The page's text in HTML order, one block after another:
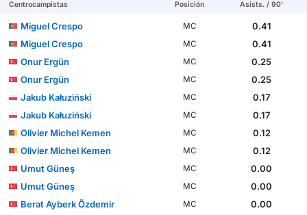
Centrocampistas Posición Asists. / 90'
Miguel Crespo MC
0.41
Miguel Crespo
MC
0.41
Onur Ergün
MC
0.25
Onur Ergün
MC
0.25
Jakub Kałuziński
MC
0.17
Jakub Kałuziński
MC
0.17
Olivier Michel Kemen
MC
0.12
Olivier Michel Kemen
MC
0.12
Umut Güneş
MC
0.00
Umut Güneş
MC
0.00
Berat Ayberk Özdemir
MC
0.00